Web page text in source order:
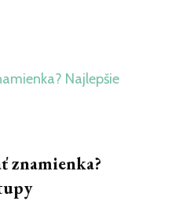
znamienka?